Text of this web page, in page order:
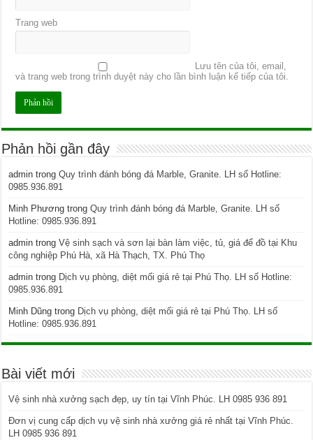
Trang web
Lưu tên của tôi, email,
và trang web trong trình duyệt này cho lần bình luận kế tiếp của tôi.
Phản hồi gần đây
admin trongQuy trình đánh bóng đá Marble, Granite. LH số Hotline:
0985.936.891
Minh Phương trongQuy trình đánh bóng đá Marble, Granite. LH số
Hotline: 0985.936.891
admin trongVệ sinh sạch và sơn lại bàn làm việc, tủ, giá để đồ tại Khu
công nghiệp Phú Hà, xã Hà Thạch, TX. Phú Thọ
admin trong Dịch vụ phòng, diệt mối giá rẻ tại Phú Thọ. LH số Hotline:
0985.936.891
Minh Dũng trong Dịch vụ phòng, diệt mối giá rẻ tại Phú Thọ. LH số
Hotline: 0985.936.891
Bài viết mới
Vệ sinh nhà xưởng sạch đẹp, uy tín tại Vĩnh Phúc. LH 0985 936 891
Đơn vị cung cấp dịch vụ vệ sinh nhà xưởng giá rẻ nhất tại Vĩnh Phúc.
LH 0985 936 891